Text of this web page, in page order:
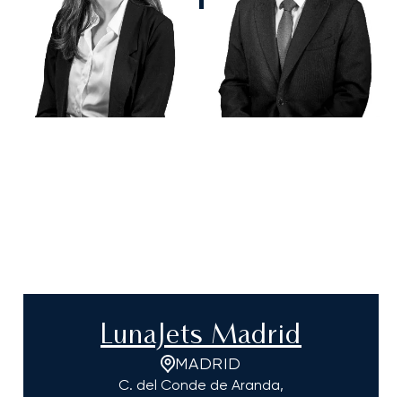
LunaJets Madrid
MADRID
C. del Conde de Aranda,